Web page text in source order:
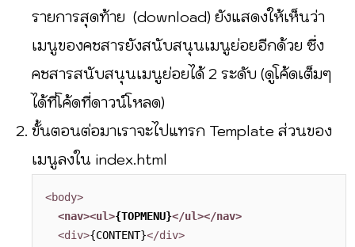
รายการสุดท้าย (download) ยังแสดงให้เห็นว่า
เมนูของคชสารยังสนับสนุนเมนูย่อยอีกด้วย ซึ่ง
คชสารสนับสนุนเมนูย่อยได้ 2 ระดับ (ดูโค้ดเต็มๆ
ได้ที่โค้ดที่ดาวน์โหลด)
ขั้นตอนต่อมาเราจะไปแทรก Template ส่วนของ
เมนูลงใน index.html
<body>
<nav><ul>{TOPMENU}</ul></nav>
<div>{CONTENT}</div>